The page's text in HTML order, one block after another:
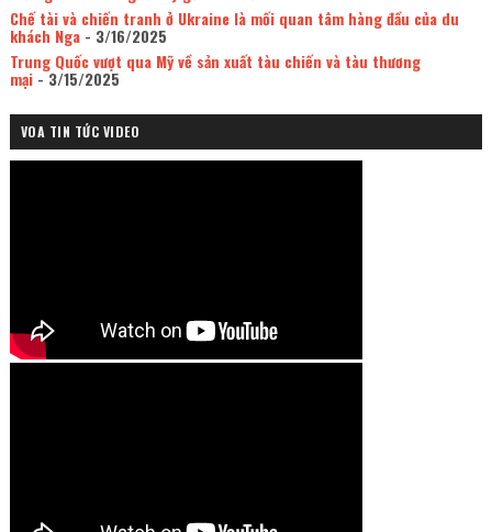
Chế tài và chiến tranh ở Ukraine là mối quan tâm hàng đầu của du
khách Nga- 3/16/2025
Trung Quốc vượt qua Mỹ về sản xuất tàu chiến và tàu thương
mại- 3/15/2025
VOA TIN TỨC VIDEO